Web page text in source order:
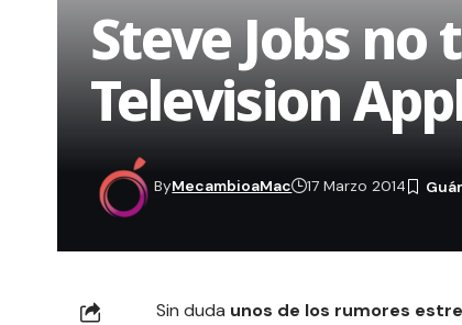
Steve Jobs
Television
ByMecambioaMac 17 Marzo 2014
Sin duda unos de los rumores